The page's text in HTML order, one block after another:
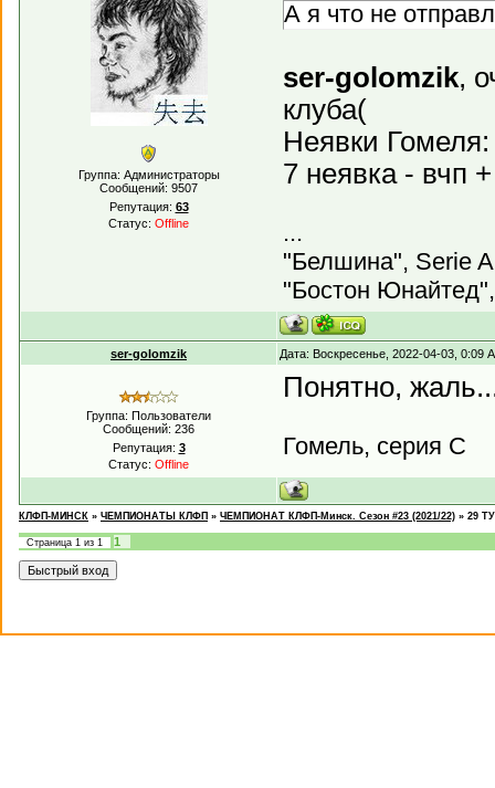
Группа: Администраторы
Сообщений: 9507
Репутация: 63
Статус: Offline
А я что не
ser-golomzik,
клуба(
Неявки
7 неявка - вчп
...
"Белшина", Serie A
"Бостон
ser-golomzik Дата: Воскресенье, 2022-04-03, 0:09
Группа: Пользователи
Сообщений: 236
Репутация: 3
Статус: Offline
Понятно,
Гомель, серия С
КЛФП-МИНСК » ЧЕМПИОНАТЫ КЛФП » ЧЕМПИОНАТ КЛФП-Минск. Сезон #23 (2021/22) » 29
Страница 1 из 1 1